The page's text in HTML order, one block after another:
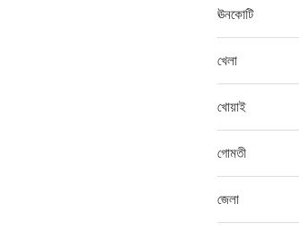
ঊনকোটি
খেলা
খোয়াই
গোমতী
জেলা